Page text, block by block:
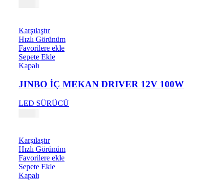
Karşılaştır
Hızlı Görünüm
Favorilere ekle
Sepete Ekle
Kapalı
JINBO İÇ MEKAN DRIVER 12V 100W
LED SÜRÜCÜ
Karşılaştır
Hızlı Görünüm
Favorilere ekle
Sepete Ekle
Kapalı